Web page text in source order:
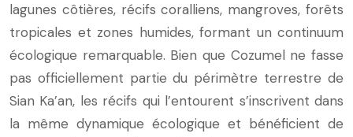
lagunes côtières, récifs coralliens, mangroves, forêts
tropicales et zones humides, formant un continuum
écologique remarquable. Bien que Cozumel ne fasse
pas officiellement partie du périmètre terrestre de
Sian Ka’an, les récifs qui l’entourent s’inscrivent dans
la même dynamique écologique et bénéficient de